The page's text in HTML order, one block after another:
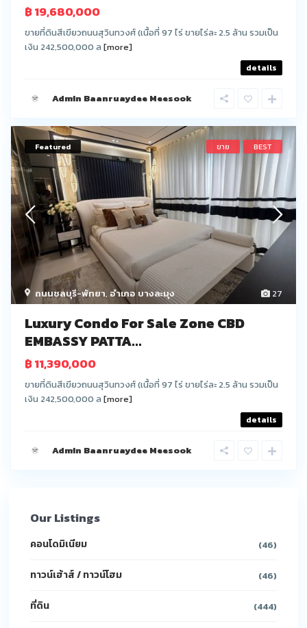
฿ 19,680,000
ขายที่ดินสีเขียวถนนสุวินทวงศ์ (เนื้อที่ 97 ไร่ ขายไร่ละ 2.5 ล้าน รวมเป็น
เงิน 242,500,000 ล [more]
details
Admin Baanruaydee Meesook
27
ถนนชลบุรี-พัทยา, อำเภอ บางละมุง
Featured ขาย BEST
Luxury Condo For Sale Zone CBD
EMBASSY PATTA...
฿ 11,390,000
ขายที่ดินสีเขียวถนนสุวินทวงศ์ (เนื้อที่ 97 ไร่ ขายไร่ละ 2.5 ล้าน รวมเป็น
เงิน 242,500,000 ล [more]
details
Admin Baanruaydee Meesook
Our Listings
คอนโดมิเนียม (46)
ทาวน์เฮ้าส์ / ทาวน์โฮม (46)
ที่ดิน (444)